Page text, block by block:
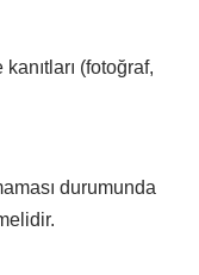
(fotoğraf,
durumunda